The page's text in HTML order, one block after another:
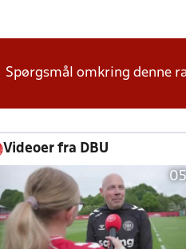
Spørgsmål omkring denne
Videoer fra DBU